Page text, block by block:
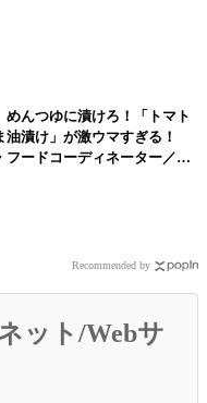
めんつゆに漬けろ！「トマト
漬け」が激ウマすぎる！
フードコーディネーター／河
Recommended by
ット/Webサ